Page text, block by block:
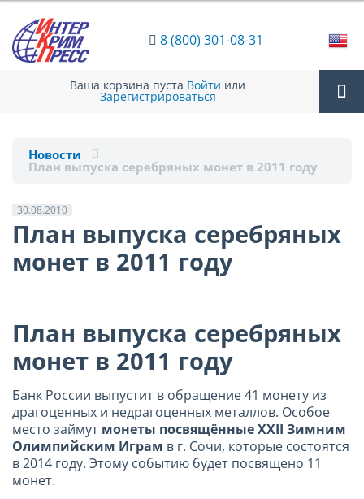
8 (800) 301-08-31
Ваша корзина пуста Войти или
Зарегистрироваться
Новости
План выпуска серебряных монет в 2011 году
30.08.2010
План выпуска серебряных
монет в 2011 году
План выпуска серебряных
монет в 2011 году
Банк России выпустит в обращение 41 монету из
драгоценных и недрагоценных металлов. Особое
место займут монеты посвящённые XXII Зимним
Олимпийским Играм в г. Сочи, которые состоятся
в 2014 году. Этому событию будет посвящено 11
монет.